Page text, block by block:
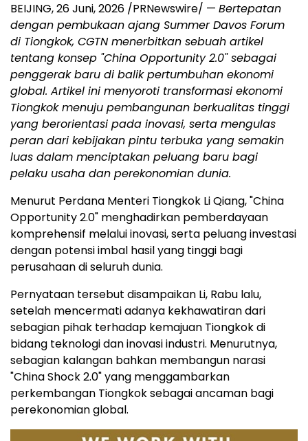
BEIJING,26 Juni, 2026 /PRNewswire/ — Bertepatan
dengan pembukaan ajang Summer Davos Forum
di Tiongkok, CGTN menerbitkan sebuah artikel
tentang konsep "China Opportunity 2.0" sebagai
penggerak baru di balik pertumbuhan ekonomi
global. Artikel ini menyoroti transformasi ekonomi
Tiongkok menuju pembangunan berkualitas tinggi
yang berorientasi pada inovasi, serta mengulas
peran dari kebijakan pintu terbuka yang semakin
luas dalam menciptakan peluang baru bagi
pelaku usaha dan perekonomian dunia.
Menurut Perdana Menteri Tiongkok Li Qiang, "China
Opportunity 2.0" menghadirkan pemberdayaan
komprehensif melalui inovasi, serta peluang investasi
dengan potensi imbal hasil yang tinggi bagi
perusahaan di seluruh dunia.
Pernyataan tersebut disampaikan Li, Rabu lalu,
setelah mencermati adanya kekhawatiran dari
sebagian pihak terhadap kemajuan Tiongkok di
bidang teknologi dan inovasi industri. Menurutnya,
sebagian kalangan bahkan membangun narasi
"China Shock 2.0" yang menggambarkan
perkembangan Tiongkok sebagai ancaman bagi
perekonomian global.